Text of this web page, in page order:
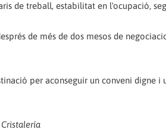
de treball, estabilitat en l'ocupació,
de més de dos mesos de
per aconseguir un conveni digne